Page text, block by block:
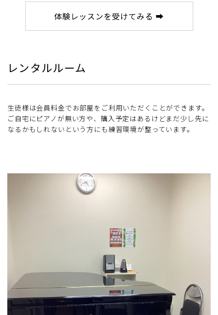
体験レッスンを受けてみる ➡
レンタルルーム
生徒様は会員料金でお部屋をご利用いただくことができます。
ご自宅にピアノが無い方や、購入予定はあるけどまだ少し先に
なるかもしれないという方にも練習環境が整っています。